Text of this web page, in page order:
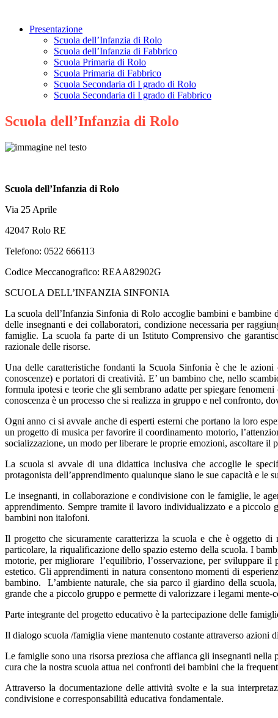
Presentazione
Scuola dell’Infanzia di Rolo
Scuola dell’Infanzia di Fabbrico
Scuola Primaria di Rolo
Scuola Primaria di Fabbrico
Scuola Secondaria di I grado di Rolo
Scuola Secondaria di I grado di Fabbrico
Scuola dell’Infanzia di Rolo
Scuola dell’Infanzia di Rolo
Via 25 Aprile
42047 Rolo RE
Telefono: 0522 666113
Codice Meccanografico: REAA82902G
SCUOLA DELL’INFANZIA SINFONIA
La scuola dell’Infanzia Sinfonia di Rolo accoglie bambini e
delle insegnanti e dei collaboratori, condizione necessaria per
famiglie. La scuola fa parte di un Istituto Comprensivo che
razionale delle risorse.
Una delle caratteristiche fondanti la Scuola Sinfonia è che le
conoscenze) e portatori di creatività. E’ un bambino che, nello
formula ipotesi e teorie che gli sembrano adatte per spiegare
conoscenza è un processo che si realizza in gruppo e nel confronto,
Ogni anno ci si avvale anche di esperti esterni che portano la loro
un progetto di musica per favorire il coordinamento motorio,
socializzazione, un modo per liberare le proprie emozioni, ascoltare il
La scuola si avvale di una didattica inclusiva che accoglie le
protagonista dell’apprendimento qualunque siano le sue capacità e le
Le insegnanti, in collaborazione e condivisione con le famiglie, le
apprendimento. Sempre tramiteil lavoro individualizzato e a piccolo
bambini non italofoni.
Il progetto che sicuramente caratterizza la scuola e che è oggetto
particolare, la riqualificazione dello spazio esterno della scuola. I
motorie, per migliorare l’equilibrio, l’osservazione, per sviluppare il
estetico. Gli apprendimenti in natura consentono momenti di
bambino. L’ambiente naturale, che sia parco il giardino della
grande che a piccolo gruppo e permette di valorizzare i legami
Parte integrante del progetto educativo è la partecipazione delle
Il dialogo scuola /famiglia viene mantenuto costante attraverso
Le famiglie sono una risorsa preziosa che affianca gli insegnanti nella
cura che la nostra scuola attua nei confronti dei bambini che la
Attraverso la documentazione delle attività svolte e la sua
condivisione e corresponsabilità educativa fondamentale.